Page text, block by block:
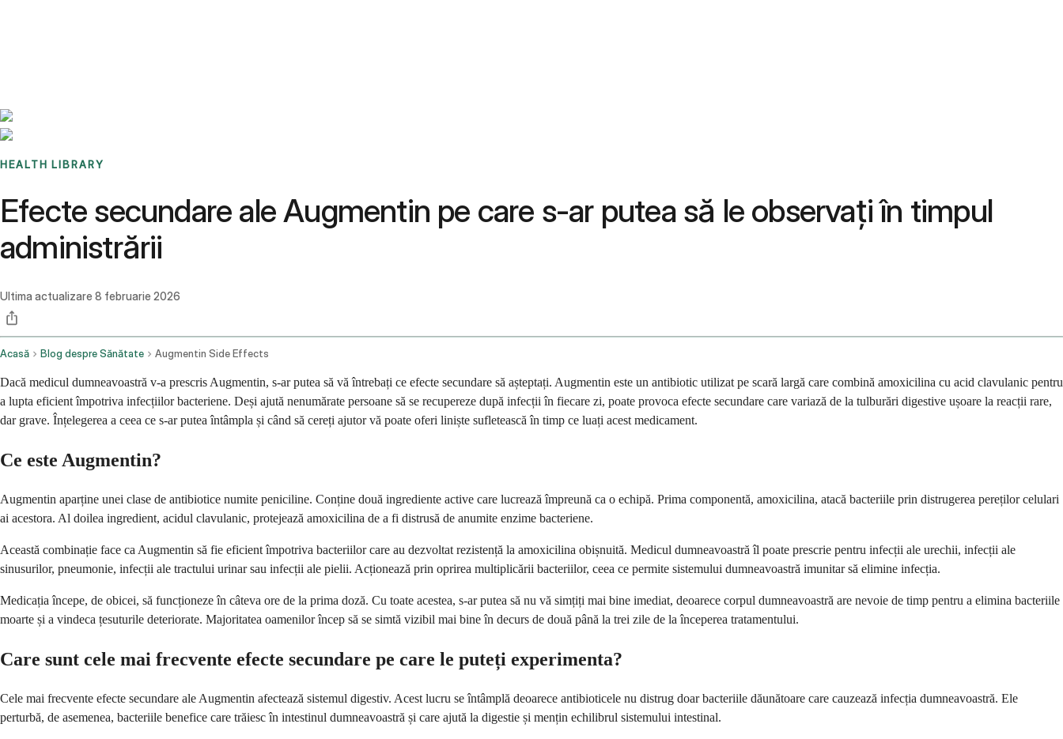
HEALTH LIBRARY
Efecte secundare ale Augmentin pe care s-ar putea să le observați în timpul
administrării
Ultima actualizare 8 februarie 2026
Acasă Blog despre Sănătate Augmentin Side Effects
Dacă medicul dumneavoastră v-a prescris Augmentin, s-ar putea să vă întrebați ce efecte secundare să așteptați. Augmentin este un antibiotic utilizat pe scară largă care combină amoxicilina cu acid clavulanic pentru
a lupta eficient împotriva infecțiilor bacteriene. Deși ajută nenumărate persoane să se recupereze după infecții în fiecare zi, poate provoca efecte secundare care variază de la tulburări digestive ușoare la reacții rare,
dar grave. Înțelegerea a ceea ce s-ar putea întâmpla și când să cereți ajutor vă poate oferi liniște sufletească în timp ce luați acest medicament.
Ce este Augmentin?
Augmentin aparține unei clase de antibiotice numite peniciline. Conține două ingrediente active care lucrează împreună ca o echipă. Prima componentă, amoxicilina, atacă bacteriile prin distrugerea pereților celulari
ai acestora. Al doilea ingredient, acidul clavulanic, protejează amoxicilina de a fi distrusă de anumite enzime bacteriene.
Această combinație face ca Augmentin să fie eficient împotriva bacteriilor care au dezvoltat rezistență la amoxicilina obișnuită. Medicul dumneavoastră îl poate prescrie pentru infecții ale urechii, infecții ale
sinusurilor, pneumonie, infecții ale tractului urinar sau infecții ale pielii. Acționează prin oprirea multiplicării bacteriilor, ceea ce permite sistemului dumneavoastră imunitar să elimine infecția.
Medicația începe, de obicei, să funcționeze în câteva ore de la prima doză. Cu toate acestea, s-ar putea să nu vă simțiți mai bine imediat, deoarece corpul dumneavoastră are nevoie de timp pentru a elimina bacteriile
moarte și a vindeca țesuturile deteriorate. Majoritatea oamenilor încep să se simtă vizibil mai bine în decurs de două până la trei zile de la începerea tratamentului.
Care sunt cele mai frecvente efecte secundare pe care le puteți experimenta?
Cele mai frecvente efecte secundare ale Augmentin afectează sistemul digestiv. Acest lucru se întâmplă deoarece antibioticele nu distrug doar bacteriile dăunătoare care cauzează infecția dumneavoastră. Ele
perturbă, de asemenea, bacteriile benefice care trăiesc în intestinul dumneavoastră și care ajută la digestie și mențin echilibrul sistemului intestinal.